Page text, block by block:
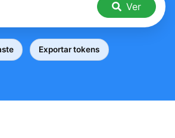
Ver
Exportar tokens